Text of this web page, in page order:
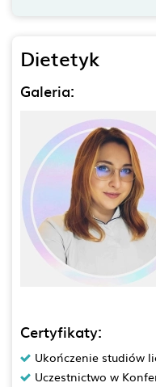
Dietetyk
Galeria:
Certyfikaty:
Ukończenie studiów
Uczestnictwo w